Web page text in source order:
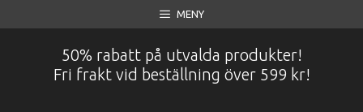
till
MENY
50% rabatt på utvalda produkter!
Fri frakt vid beställning över 599 kr!